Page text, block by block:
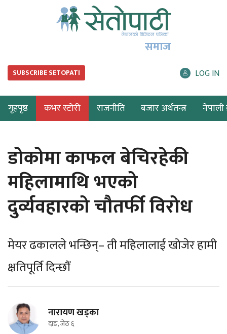
समाज
SUBSCRIBE SETOPATI LOG IN
गृहपृष्ठ कभर स्टोरी राजनीति बजार अर्थतन्त्र नेपाली
डोकोमा काफल बेचिरहेकी
महिलामाथि भएको
दुर्व्यवहारको चौतर्फी विरोध
मेयर ढकालले भन्छिन्– ती महिलालाई खोजेर हामी
क्षतिपूर्ति दिन्छौं
नारायण खड्का
दाङ, जेठ ६